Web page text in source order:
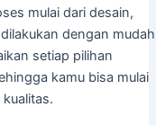
mulai dari desain,
dengan mudah
setiap pilihan
kamu bisa mulai